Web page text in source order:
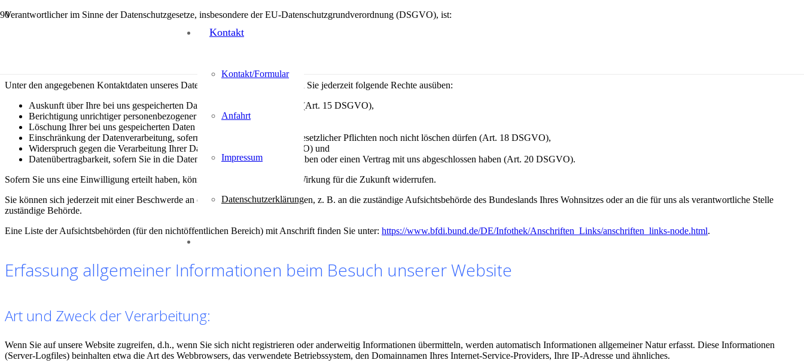
Kontakt
Kontakt/Formular
Anfahrt
Impressum
Datenschutzerklärung
Verantwortlicher im Sinne der Datenschutzgesetze, insbesondere der EU-Datenschutzgrundverordnung (DSGVO), ist:
Unter den angegebenen Kontaktdaten unseres Datenschutzbeauftragten können Sie jederzeit folgende Rechte ausüben:
Auskunft über Ihre bei uns gespeicherten Daten und deren Verarbeitung (Art. 15 DSGVO),
Berichtigung unrichtiger personenbezogener Daten (Art. 16 DSGVO),
Löschung Ihrer bei uns gespeicherten Daten (Art. 17 DSGVO),
Einschränkung der Datenverarbeitung, sofern wir Ihre Daten aufgrund gesetzlicher Pflichten noch nicht löschen dürfen (Art. 18 DSGVO),
Widerspruch gegen die Verarbeitung Ihrer Daten bei uns (Art. 21 DSGVO) und
Datenübertragbarkeit, sofern Sie in die Datenverarbeitung eingewilligt haben oder einen Vertrag mit uns abgeschlossen haben (Art. 20 DSGVO).
Sofern Sie uns eine Einwilligung erteilt haben, können Sie diese jederzeit mit Wirkung für die Zukunft widerrufen.
Sie können sich jederzeit mit einer Beschwerde an eine Aufsichtsbehörde wenden, z. B. an die zuständige Aufsichtsbehörde des Bundeslands Ihres Wohnsitzes oder an die für uns als verantwortliche Stelle
zuständige Behörde.
Eine Liste der Aufsichtsbehörden (für den nichtöffentlichen Bereich) mit Anschrift finden Sie unter: https://www.bfdi.bund.de/DE/Infothek/Anschriften_Links/anschriften_links-node.html.
Erfassung allgemeiner Informationen beim Besuch unserer Website
Art und Zweck der Verarbeitung:
Wenn Sie auf unsere Website zugreifen, d.h., wenn Sie sich nicht registrieren oder anderweitig Informationen übermitteln, werden automatisch Informationen allgemeiner Natur erfasst. Diese Informationen
(Server-Logfiles) beinhalten etwa die Art des Webbrowsers, das verwendete Betriebssystem, den Domainnamen Ihres Internet-Service-Providers, Ihre IP-Adresse und ähnliches.